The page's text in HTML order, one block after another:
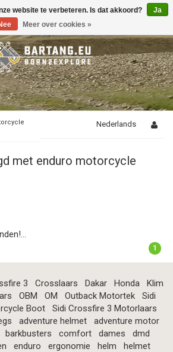
Nederlands
met enduro motorcycle
1
3 Crosslaars Dakar Honda
Klim
OBM OM Outback Motortek
Sidi
Boot
Sidi Crossfire 3 Motorlaars
adventure helmet
adventure motor
barkbusters comfort dames
dmd
enduro ergonomie helm
helmet
website te verbeteren. Is dat akkoord?
Ja
Meer over cookies »